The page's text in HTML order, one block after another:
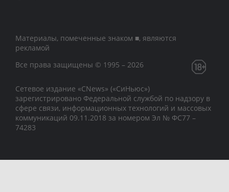
Материалы, помеченные знаком ■, являются
рекламой
Все права защищены © 1995 – 2026
Сетевое издание «CNews» («СиНьюс»)
зарегистрировано Федеральной службой по надзору в
сфере связи, информационных технологий и массовых
коммуникаций 09.11.2018 за номером Эл № ФС77 –
74283